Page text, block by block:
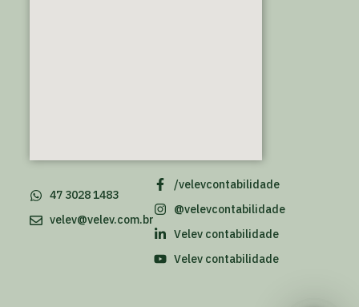
/velevcontabilidade
@velevcontabilidade
Velev contabilidade
Velev contabilidade
47 3028 1483
velev@velev.com.br